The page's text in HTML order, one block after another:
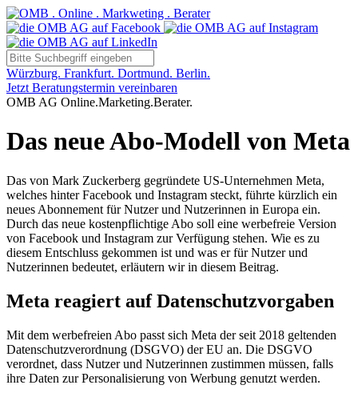
Würzburg. Frankfurt. Dortmund. Berlin.
Jetzt Beratungstermin vereinbaren
OMB AG Online.Marketing.Berater.
Das neue Abo-Modell von Meta
Das von Mark Zuckerberg gegründete US-Unternehmen Meta,
welches hinter Facebook und Instagram steckt, führte kürzlich ein
neues Abonnement für Nutzer und Nutzerinnen in Europa ein.
Durch das neue kostenpflichtige Abo soll eine werbefreie Version
von Facebook und Instagram zur Verfügung stehen. Wie es zu
diesem Entschluss gekommen ist und was er für Nutzer und
Nutzerinnen bedeutet, erläutern wir in diesem Beitrag.
Meta reagiert auf Datenschutzvorgaben
Mit dem werbefreien Abo passt sich Meta der seit 2018 geltenden
Datenschutzverordnung (DSGVO) der EU an. Die DSGVO
verordnet, dass Nutzer und Nutzerinnen zustimmen müssen, falls
ihre Daten zur Personalisierung von Werbung genutzt werden.